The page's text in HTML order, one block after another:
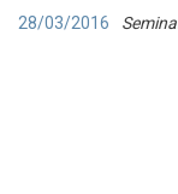
28/03/2016